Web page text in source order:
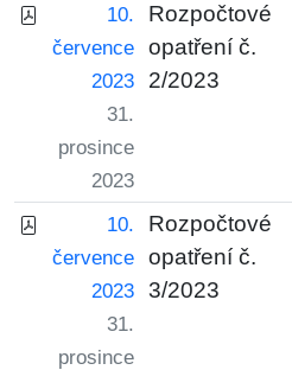
10.
července
2023
31.
prosince
2023
Rozpočtové
opatření č.
2/2023
10.
července
2023
31.
prosince
Rozpočtové
opatření č.
3/2023